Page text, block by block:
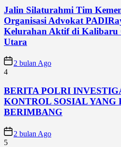
Jalin Silaturahmi Tim
Organisasi Advokat
Kelurahan Aktif di Kalibaru
Utara
2 bulan Ago
4
BERITA POLRI
KONTROL SOSIAL YANG
BERIMBANG
2 bulan Ago
5